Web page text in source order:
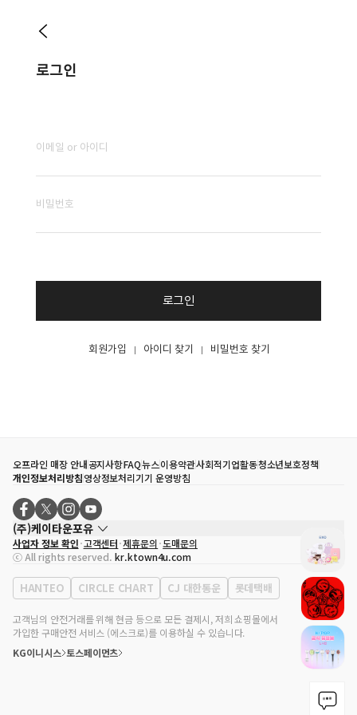
로그인
로그인
회원가입 아이디 찾기 비밀번호 찾기